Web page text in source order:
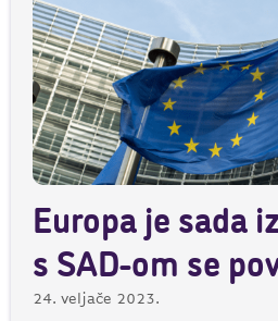
Europa je sada
s SAD-om se
24. veljače 2023.